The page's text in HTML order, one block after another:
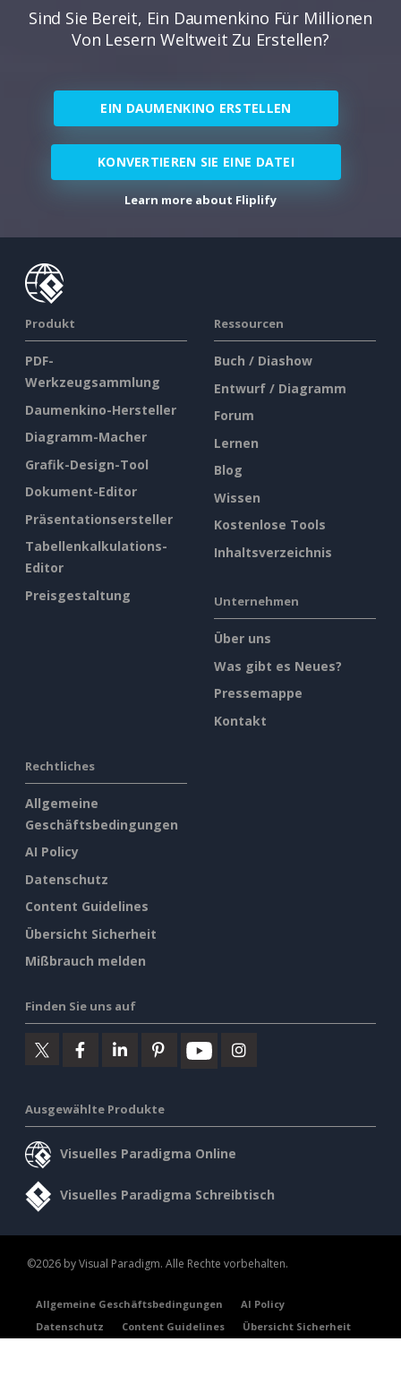
Sind Sie Bereit, Ein Daumenkino Für Millionen
Von Lesern Weltweit Zu Erstellen?
EIN DAUMENKINO ERSTELLEN
KONVERTIEREN SIE EINE DATEI
Learn more about Fliplify
Produkt
PDF-
Werkzeugsammlung
Daumenkino-Hersteller
Diagramm-Macher
Grafik-Design-Tool
Dokument-Editor
Präsentationsersteller
Tabellenkalkulations-
Editor
Preisgestaltung
Ressourcen
Buch / Diashow
Entwurf / Diagramm
Forum
Lernen
Blog
Wissen
Kostenlose Tools
Inhaltsverzeichnis
Unternehmen
Über uns
Was gibt es Neues?
Pressemappe
Kontakt
Rechtliches
Allgemeine
Geschäftsbedingungen
AI Policy
Datenschutz
Content Guidelines
Übersicht Sicherheit
Mißbrauch melden
Finden Sie uns auf
Ausgewählte Produkte
Visuelles Paradigma Online
Visuelles Paradigma Schreibtisch
©2026 by Visual Paradigm. Alle Rechte vorbehalten.
Allgemeine Geschäftsbedingungen
AI Policy
Datenschutz
Content Guidelines Übersicht Sicherheit